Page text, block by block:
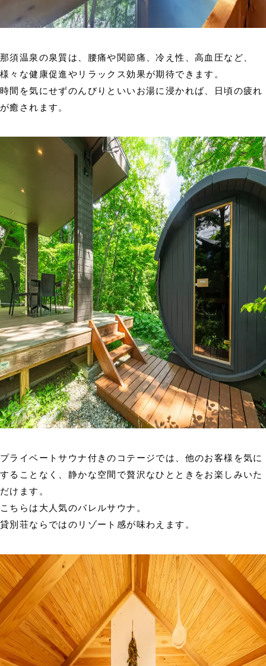
那須温泉の泉質は、腰痛や関節痛、冷え性、高血圧など、
様々な健康促進やリラックス効果が期待できます。
時間を気にせずのんびりといいお湯に浸かれば、日頃の疲れ
が癒されます。
プライベートサウナ付きのコテージでは、他のお客様を気に
することなく、静かな空間で贅沢なひとときをお楽しみいた
だけます。
こちらは大人気のバレルサウナ。
貸別荘ならではのリゾート感が味わえます。